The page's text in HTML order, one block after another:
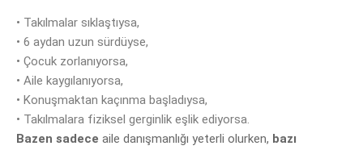
• Takılmalar sıklaştıysa,
• 6 aydan uzun sürdüyse,
• Çocuk zorlanıyorsa,
• Aile kaygılanıyorsa,
• Konuşmaktan kaçınma başladıysa,
• Takılmalara fiziksel gerginlik eşlik ediyorsa.
Bazen sadece aile danışmanlığı yeterli olurken, bazı